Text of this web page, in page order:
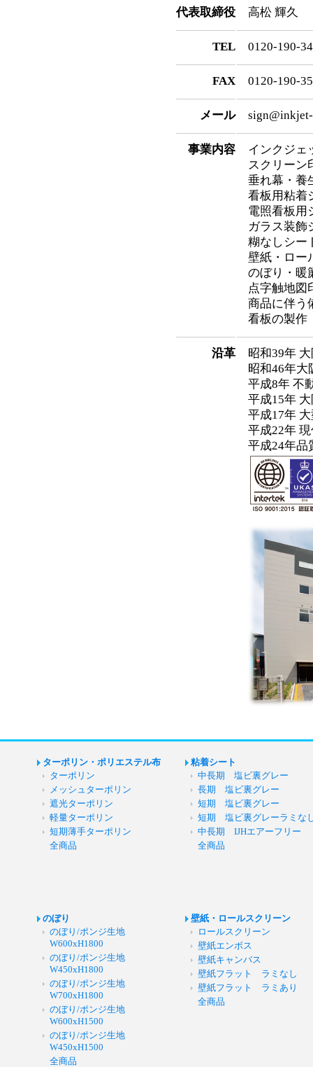
代表取締役 高松 輝久
TEL 0120-190-
FAX 0120-190-
メール
事業内容
インクジェ
スクリーン
垂れ幕・養
看板用粘着
電照看板用
ガラス装飾
糊なしシー
壁紙・ロー
のぼり・暖
点字触地図
商品に伴う
看板の製作
沿革
昭和39年
昭和46年大
平成8年 不
平成15年
平成17年
平成22年
平成24年品
ターポリン・ポリエステル布
ターポリン
メッシュターポリン
遮光ターポリン
軽量ターポリン
短期薄手ターポリン
全商品
粘着シート
中長期 塩ビ裏グレー
長期 塩ビ裏グレー
短期 塩ビ裏グレー
短期 塩ビ裏グレーラミな
中長期 IJHエアーフリー
全商品
のぼり
のぼり/ポンジ生地
W600xH1800
のぼり/ポンジ生地
W450xH1800
のぼり/ポンジ生地
W700xH1800
のぼり/ポンジ生地
W600xH1500
のぼり/ポンジ生地
W450xH1500
全商品
壁紙・ロールスクリーン
ロールスクリーン
壁紙エンボス
壁紙キャンバス
壁紙フラット ラミなし
壁紙フラット ラミあり
全商品